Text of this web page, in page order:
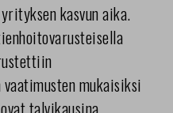
kasvun aika.
mukaisiksi
talvikausina